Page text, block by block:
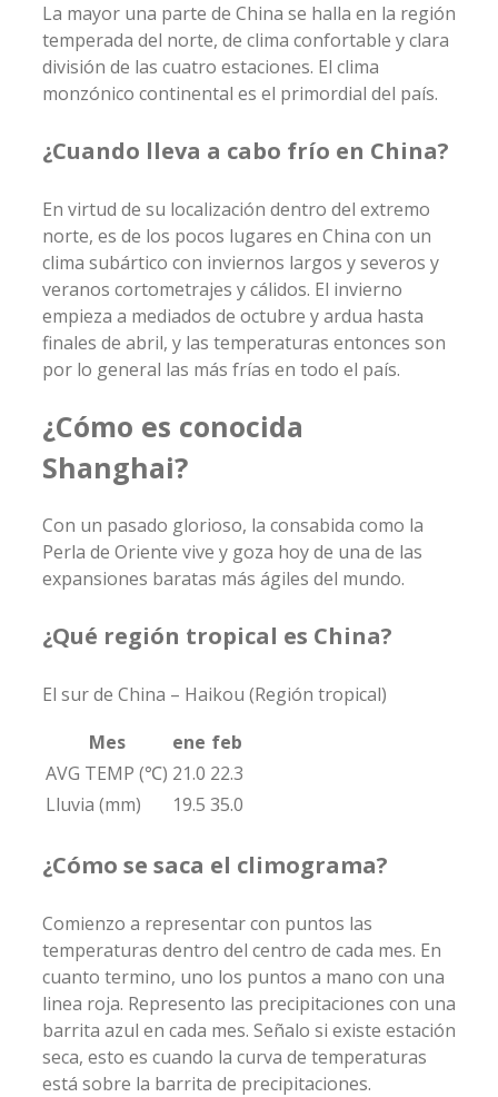
La mayor una parte de China se halla en la región
temperada del norte, de clima confortable y clara
división de las cuatro estaciones. El clima
monzónico continental es el primordial del país.
¿Cuando lleva a cabo frío en China?
En virtud de su localización dentro del extremo
norte, es de los pocos lugares en China con un
clima subártico con inviernos largos y severos y
veranos cortometrajes y cálidos. El invierno
empieza a mediados de octubre y ardua hasta
finales de abril, y las temperaturas entonces son
por lo general las más frías en todo el país.
¿Cómo es conocida
Shanghai?
Con un pasado glorioso, la consabida como la
Perla de Oriente vive y goza hoy de una de las
expansiones baratas más ágiles del mundo.
¿Qué región tropical es China?
El sur de China – Haikou (Región tropical)
Mes
ene feb
AVG TEMP (℃) 21.0 22.3
Lluvia (mm)
19.5 35.0
¿Cómo se saca el climograma?
Comienzo a representar con puntos las
temperaturas dentro del centro de cada mes. En
cuanto termino, uno los puntos a mano con una
linea roja. Represento las precipitaciones con una
barrita azul en cada mes. Señalo si existe estación
seca, esto es cuando la curva de temperaturas
está sobre la barrita de precipitaciones.